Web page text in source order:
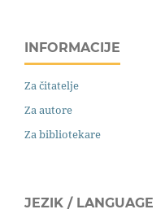
INFORMACIJE
Za čitatelje
Za autore
Za bibliotekare
JEZIK / LANGUAGE